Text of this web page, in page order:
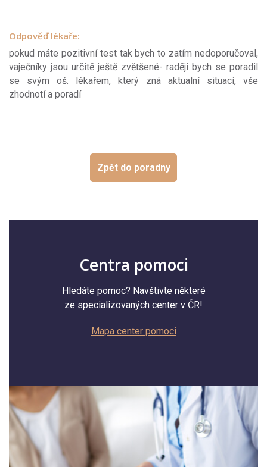
Odpověď lékaře:
pokud máte pozitivní test tak bych to zatím nedoporučoval,
vaječníky jsou určitě ještě zvětšené- raději bych se poradil
se svým oš. lékařem, který zná aktualní situací, vše
zhodnotí a poradí
Zpět do poradny
Centra pomoci
Hledáte pomoc? Navštivte některé
ze specializovaných center v ČR!
Mapa center pomoci